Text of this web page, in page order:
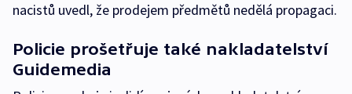
nacistů uvedl, že prodejem předmětů nedělá propagaci.
Policie prošetřuje také nakladatelství
Guidemedia